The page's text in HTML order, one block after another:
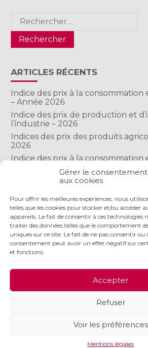
Gérer le consentement
aux cookies
Pour offrir les meilleures expériences, nous
telles que les cookies pour stocker et/ou accéder
appareils. Le fait de consentir à ces technologies
traiter des données telles que le comportement
uniques sur ce site. Le fait de ne pas consentir ou
consentement peut avoir un effet négatif sur
et fonctions.
Accepter
Refuser
Voir les préférences
Mentions légales
Rechercher :
ARTICLES RÉCENTS
Indice des prix à la
– Année 2026
Indice des prix de production et
l’industrie – 2026
Indices des prix des produits
2026
Indice des prix à la consommation
Indice des prix à la consommation
COMMENTAIRES RÉCENTS
NOS SERVICES
ACTUALITÉS
RECRUTEMENT
MENTIONS LÉGALES
CONCEPTION ET RÉALISATION CLASSE 7